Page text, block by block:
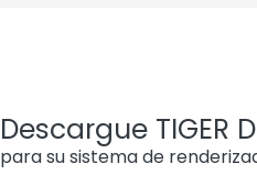
Descargue TIGER
para su sistema de